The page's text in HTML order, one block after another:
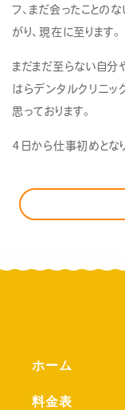
フ、まだ会ったことの
がり、現在に至ります。
まだまだ至らない自分
はらデンタルクリニ
思っております。
4日から仕事初めとな
ホーム
料金表